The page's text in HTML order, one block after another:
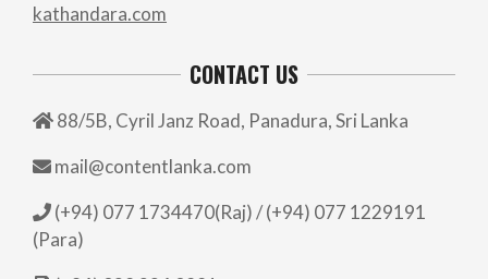
kathandara.com
CONTACT US
88/5B, Cyril Janz Road, Panadura, Sri Lanka
mail@contentlanka.com
(+94) 077 1734470(Raj) / (+94) 077 1229191
(Para)